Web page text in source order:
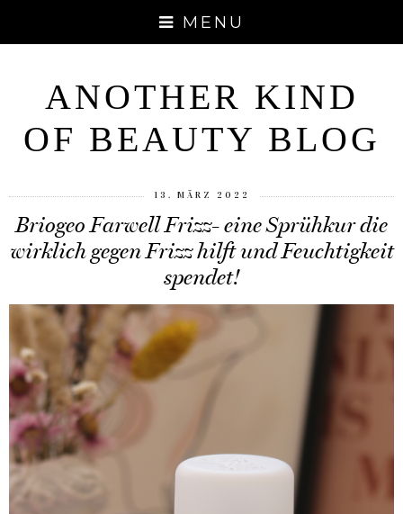
MENU
ANOTHER KIND
OF BEAUTY BLOG
13. MÄRZ 2022
Briogeo Farwell Frizz- eine Sprühkur die
wirklich gegen Frizz hilft und Feuchtigkeit
spendet!